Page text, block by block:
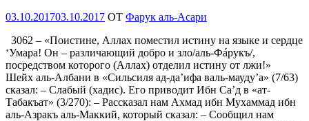
Опубликовано
03.10.201703.10.2017 OT Фарук аль-Асари
3062 – «Поистине, Аллах поместил истину на языке и сердце
‘Умара! Он – различающий добро и зло/аль-Фáрукъ/,
посредством которого (Аллах) отделил истину от лжи!»
Шейх аль-Албани в «Сильсиля ад-да’ифа валь-мауду’а» (7/63)
сказал: – Слабый (хадис). Его приводит Ибн Са’д в «ат-
Табакъат» (3/270): – Рассказал нам Ахмад ибн Мухаммад ибн
аль-Азракъ аль-Маккий, который сказал: – Сообщил нам